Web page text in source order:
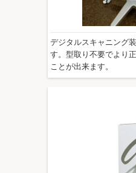
デジタルスキャニング
す。型取り不要でより
ことが出来ます。